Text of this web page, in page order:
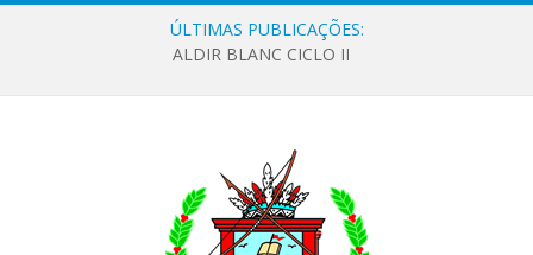
ÚLTIMAS PUBLICAÇÕES:
ALDIR BLANC CICLO II